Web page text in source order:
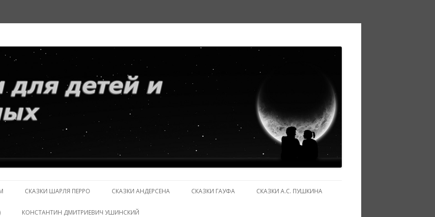
взрослых
содержимому
СКАЗКИ ШАРЛЯ ПЕРРО СКАЗКИ АНДЕРСЕНА СКАЗКИ ГАУФА СКАЗКИ А.С. ПУШКИНА
КОНСТАНТИН ДМИТРИЕВИЧ УШИНСКИЙ